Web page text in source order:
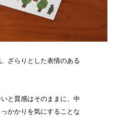
ざらりとした表情のある
と質感はそのままに、中
かかりを気にすることな